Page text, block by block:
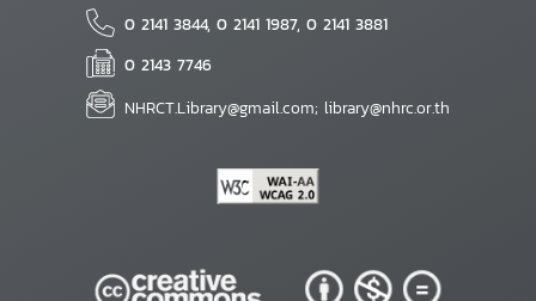
0 2141 3844, 0 2141 1987, 0 2141 3881
0 2143 7746
NHRCT.Library@gmail.com; library@nhrc.or.th